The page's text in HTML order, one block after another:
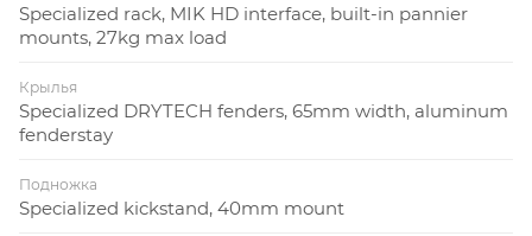
Specialized rack, MIK HD interface, built-in pannier
mounts, 27kg max load
Крылья
Specialized DRYTECH fenders, 65mm width, aluminum
fenderstay
Подножка
Specialized kickstand, 40mm mount